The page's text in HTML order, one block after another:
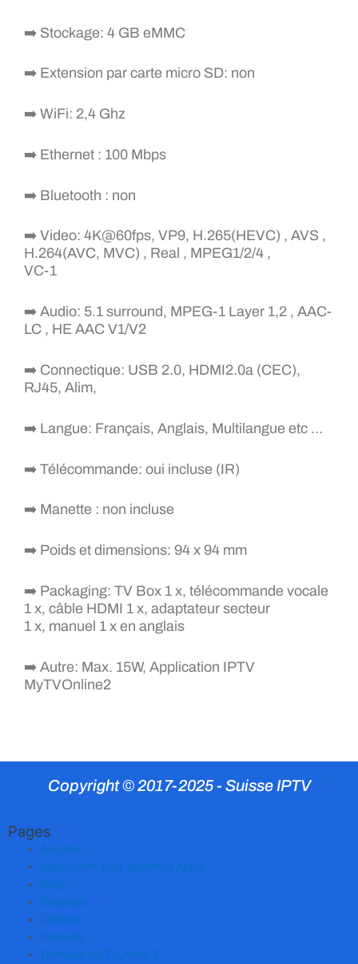
➡️ Stockage: 4 GB eMMC
➡️ Extension par carte micro SD: non
➡️ WiFi: 2,4 Ghz
➡️ Ethernet : 100 Mbps
➡️ Bluetooth : non
➡️ Video: 4K@60fps, VP9, H.265(HEVC) , AVS ,
H.264(AVC, MVC) , Real , MPEG1/2/4 ,
VC-1
➡️ Audio: 5.1 surround, MPEG-1 Layer 1,2 , AAC-
LC , HE AAC V1/V2
➡️ Connectique: USB 2.0, HDMI2.0a (CEC),
RJ45, Alim,
➡️ Langue: Français, Anglais, Multilangue etc …
➡️ Télécommande: oui incluse (IR)
➡️ Manette : non incluse
➡️ Poids et dimensions: 94 x 94 mm
➡️ Packaging: TV Box 1 x, télécommande vocale
1 x, câble HDMI 1 x, adaptateur secteur
1 x, manuel 1 x en anglais
➡️ Autre: Max. 15W, Application IPTV
MyTVOnline2
Copyright © 2017-2025 - Suisse IPTV
Pages
Accueil
Application pour appareils Apple
blog
Boutique
Contact
Formuler
Formuler MyTvOnline 2